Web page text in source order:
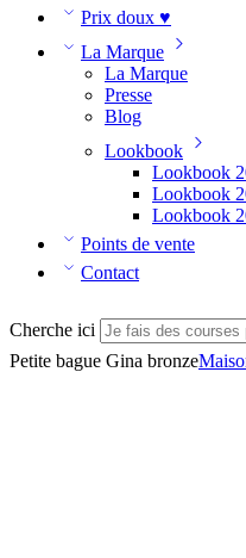
Prix doux ♥
La Marque
La Marque
Presse
Blog
Lookbook
Lookbook
Lookbook
Lookbook
Points de vente
Contact
Cherche ici
Petite bague Gina bronze